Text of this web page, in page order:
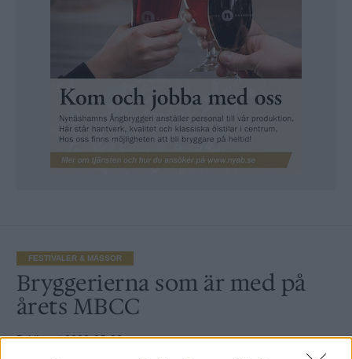
FESTIVALER & MÄSSOR
Bryggerierna som är med på
årets MBCC
Publicerat2022-05-09